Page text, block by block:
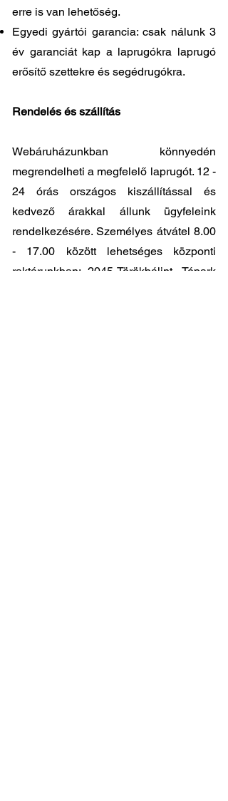
erre is van lehetőség.
Egyedi gyártói garancia: csak nálunk 3
év garanciát kap a laprugókra laprugó
erősítő szettekre és segédrugókra.
Rendelés és szállítás
Webáruházunkban könnyedén
megrendelheti a megfelelő laprugót. 12 -
24 órás országos kiszállítással és
kedvező árakkal állunk ügyfeleink
rendelkezésére. Személyes átvátel 8.00
- 17.00 között lehetséges központi
raktárunkban: 2045-Törökbálint, Tópark